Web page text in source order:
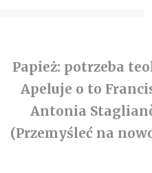
Papież: potrzeba
Apeluje o to
Antonia
(Przemyśleć na